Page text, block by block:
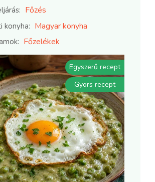
Főzés
konyha: Magyar konyha
Főzelékek
Egyszerű recept
Gyors recept